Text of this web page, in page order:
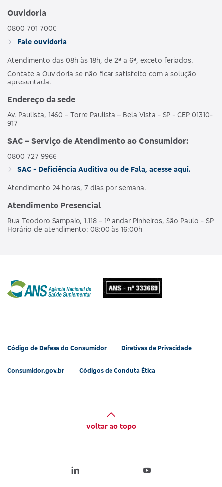
Ouvidoria
0800 701 7000
Fale ouvidoria
Atendimento das 08h às 18h, de 2ª a 6ª, exceto feriados.
Contate a Ouvidoria se não ficar satisfeito com a solução
apresentada.
Endereço da sede
Av. Paulista, 1450 – Torre Paulista – Bela Vista - SP - CEP 01310-
917
SAC – Serviço de Atendimento ao Consumidor:
0800 727 9966
SAC - Deficiência Auditiva ou de Fala, acesse aqui.
Atendimento 24 horas, 7 dias por semana.
Atendimento Presencial
Rua Teodoro Sampaio, 1.118 – 1º andar Pinheiros, São Paulo - SP
Horário de atendimento: 08:00 às 16:00h
Código de Defesa do Consumidor Diretivas de Privacidade
Consumidor.gov.br Códigos de Conduta Ética
voltar ao topo